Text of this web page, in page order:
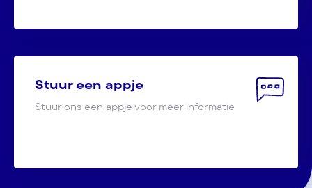
Stuur een appje
Stuur ons een appje voor meer informatie